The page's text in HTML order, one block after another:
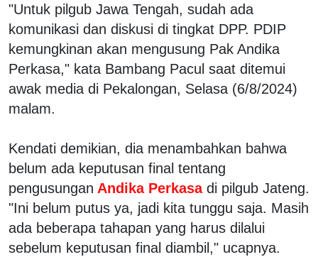
"Untuk pilgub Jawa Tengah, sudah ada
komunikasi dan diskusi di tingkat DPP. PDIP
kemungkinan akan mengusung Pak Andika
Perkasa," kata Bambang Pacul saat ditemui
awak media di Pekalongan, Selasa (6/8/2024)
malam.
Kendati demikian, dia menambahkan bahwa
belum ada keputusan final tentang
pengusungan Andika Perkasa di pilgub Jateng.
"Ini belum putus ya, jadi kita tunggu saja. Masih
ada beberapa tahapan yang harus dilalui
sebelum keputusan final diambil," ucapnya.